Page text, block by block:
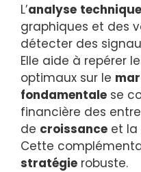
L’analyse technique
graphiques et des
détecter des
Elle aide à repérer
optimaux sur le
fondamentale se
financière des
de croissance et la
Cette
stratégie robuste.